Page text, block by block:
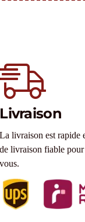
Livraison
La livraison est rapide
de livraison fiable
vous.